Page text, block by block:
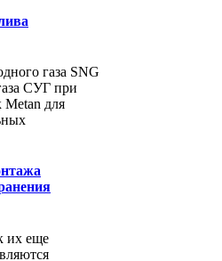
газа SNG
СУГ при
для
их еще